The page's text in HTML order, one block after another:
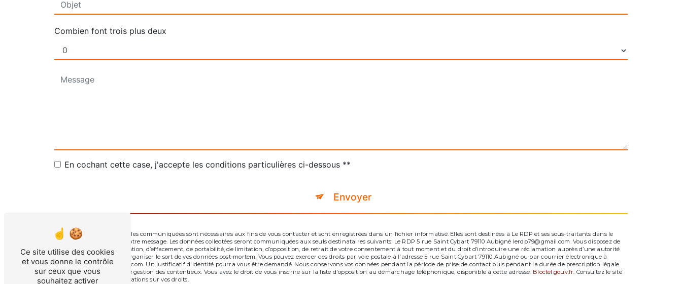
Combien font trois plus deux
En cochant cette case, j'accepte les conditions particulières ci-dessous **
Envoyer
** Les données personnelles communiquées sont nécessaires aux fins de vous contacter et sont enregistrées dans un fichier informatisé. Elles sont destinées à Le RDP et ses sous-traitants dans le
seul but de répondre à votre message. Les données collectées seront communiquées aux seuls destinataires suivants: Le RDP 5 rue Saint Cybart 79110 Aubigné lerdp79@gmail.com. Vous disposez de
droits d’accès, de rectification, d’effacement, de portabilité, de limitation, d’opposition, de retrait de votre consentement à tout moment et du droit d’introduire une réclamation auprès d’une autorité
de contrôle, ainsi que d’organiser le sort de vos données post-mortem. Vous pouvez exercer ces droits par voie postale à l'adresse 5 rue Saint Cybart 79110 Aubigné ou par courrier électronique à
l'adresse lerdp79@gmail.com. Un justificatif d'identité pourra vous être demandé. Nous conservons vos données pendant la période de prise de contact puis pendant la durée de prescription légale
aux fins probatoires et de gestion des contentieux. Vous avez le droit de vous inscrire sur la liste d'opposition au démarchage téléphonique, disponible à cette adresse:
Bloctel.gouv.fr. Consultez le site
cnil.fr pour plus d’informations sur vos droits.
Ce site utilise des cookies
et vous donne le contrôle
sur ceux que vous
souhaitez activer